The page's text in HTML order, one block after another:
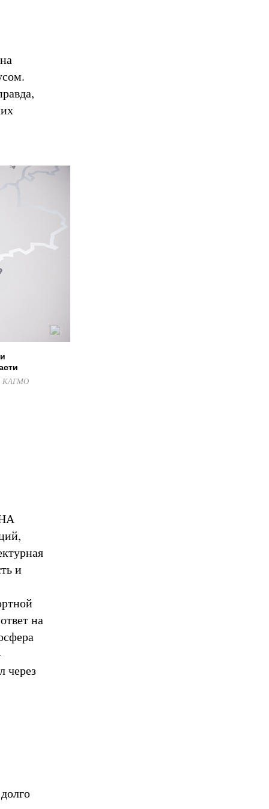
КАГМО
и
на
через